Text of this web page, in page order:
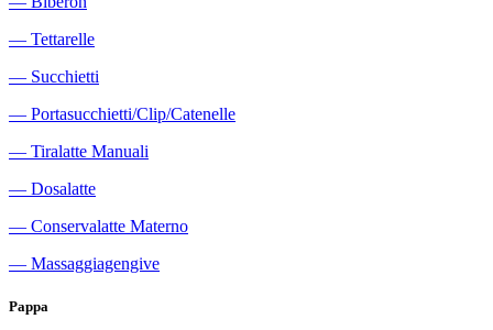
― Tettarelle
― Succhietti
― Portasucchietti/Clip/Catenelle
― Tiralatte Manuali
― Dosalatte
― Conservalatte Materno
― Massaggiagengive
Pappa